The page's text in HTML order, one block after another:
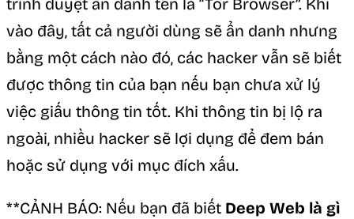
trình duyệt ẩn danh tên là “Tor Browser”. Khi
vào đây, tất cả người dùng sẽ ẩn danh nhưng
bằng một cách nào đó, các hacker vẫn sẽ biết
được thông tin của bạn nếu bạn chưa xử lý
việc giấu thông tin tốt. Khi thông tin bị lộ ra
ngoài, nhiều hacker sẽ lợi dụng để đem bán
hoặc sử dụng với mục đích xấu.
**CẢNH BÁO: Nếu bạn đã biết Deep Web là gì